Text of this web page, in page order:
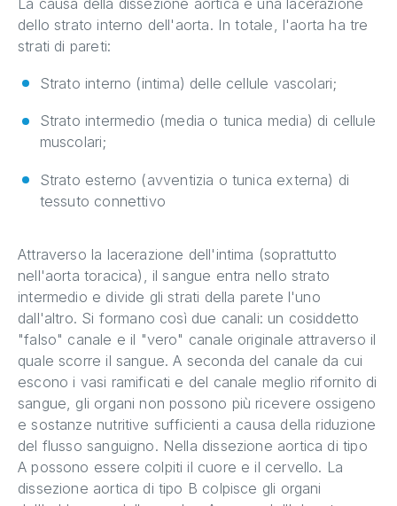
dello strato interno dell'aorta. In totale, l'aorta ha tre
strati di pareti:
Strato interno (intima) delle cellule vascolari;
Strato intermedio (media o tunica media) di cellule
muscolari;
Strato esterno (avventizia o tunica externa) di
tessuto connettivo
Attraverso la lacerazione dell'intima (soprattutto
nell'aorta toracica), il sangue entra nello strato
intermedio e divide gli strati della parete l'uno
dall'altro. Si formano così due canali: un cosiddetto
"falso" canale e il "vero" canale originale attraverso il
quale scorre il sangue. A seconda del canale da cui
escono i vasi ramificati e del canale meglio rifornito di
sangue, gli organi non possono più ricevere ossigeno
e sostanze nutritive sufficienti a causa della riduzione
del flusso sanguigno. Nella dissezione aortica di tipo
A possono essere colpiti il cuore e il cervello. La
dissezione aortica di tipo B colpisce gli organi